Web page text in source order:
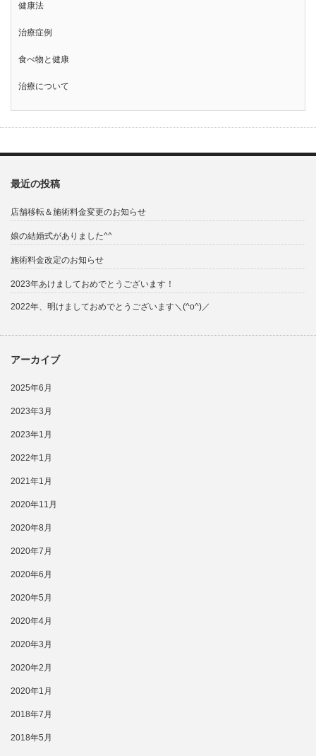
健康法
治療症例
食べ物と健康
治療について
最近の投稿
店舗移転＆施術料金変更のお知らせ
娘の結婚式がありました^^
施術料金改定のお知らせ
2023年あけましておめでとうございます！
2022年、明けましておめでとうございます＼(^o^)／
アーカイブ
2025年6月
2023年3月
2023年1月
2022年1月
2021年1月
2020年11月
2020年8月
2020年7月
2020年6月
2020年5月
2020年4月
2020年3月
2020年2月
2020年1月
2018年7月
2018年5月